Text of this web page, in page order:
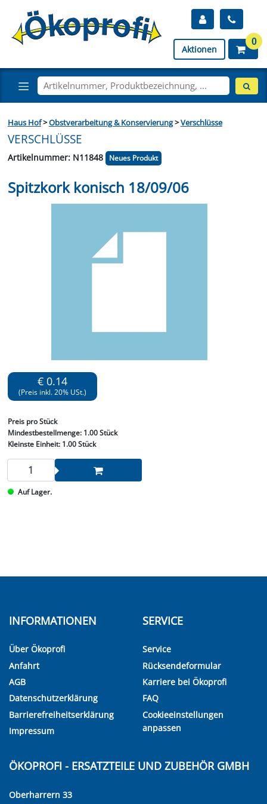
Aktionen
0
Haus Hof>Obstverarbeitung & Konservierung>Verschlüsse
VERSCHLÜSSE
Artikelnummer: N11848 Neues Produkt
Spitzkork konisch 18/09/06
€ 0.14
(Preis inkl. 20% USt.)
Preis pro Stück
Mindestbestellmenge: 1.00 Stück
Kleinste Einheit:1.00 Stück
Auf Lager.
INFORMATIONEN
Über Ökoprofi
Anfahrt
AGB
Datenschutzerklärung
Barrierefreiheitserklärung
Impressum
SERVICE
Service
Rücksendeformular
Karriere bei Ökoprofi
FAQ
Cookieeinstellungen
anpassen
ÖKOPROFI - ERSATZTEILE UND ZUBEHÖR GMBH
Oberharrern 33